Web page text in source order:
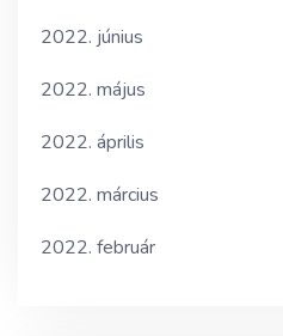
2022. június
2022. május
2022. április
2022. március
2022. február